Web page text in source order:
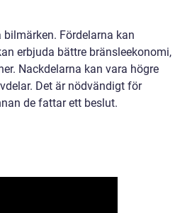
Fördelarna kan
erbjuda bättre bränsleekonomi,
Nackdelarna kan vara högre
Det är nödvändigt för
de fattar ett beslut.